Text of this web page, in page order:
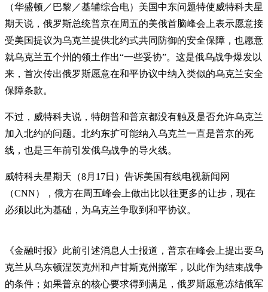
（华盛顿／巴黎／基辅综合电）美国中东问题特使威特科夫星
期天说，俄罗斯总统普京在周五的美俄首脑峰会上表示愿意接
受美国提议为乌克兰提供北约式共同防御的安全保障，也愿意
就乌克兰五个州的领土作出“一些妥协”。这是俄乌战争爆发以
来，首次传出俄罗斯愿意在和平协议中纳入类似的乌克兰安全
保障条款。
不过，威特科夫说，特朗普和普京都没有触及是否允许乌克兰
加入北约的问题。北约东扩可能纳入乌克兰一直是普京的死
线，也是三年前引发俄乌战争的导火线。
威特科夫星期天（8月17日）告诉美国有线电视新闻网
（CNN），俄方在周五峰会上做出比以往更多的让步，现在
必须以此为基础，为乌克兰争取到和平协议。
《金融时报》此前引述消息人士报道，普京在峰会上提出要乌
克兰从乌东顿涅茨克州和卢甘斯克州撤军，以此作为结束战争
的条件；如果普京的核心要求得到满足，俄罗斯愿意冻结俄军